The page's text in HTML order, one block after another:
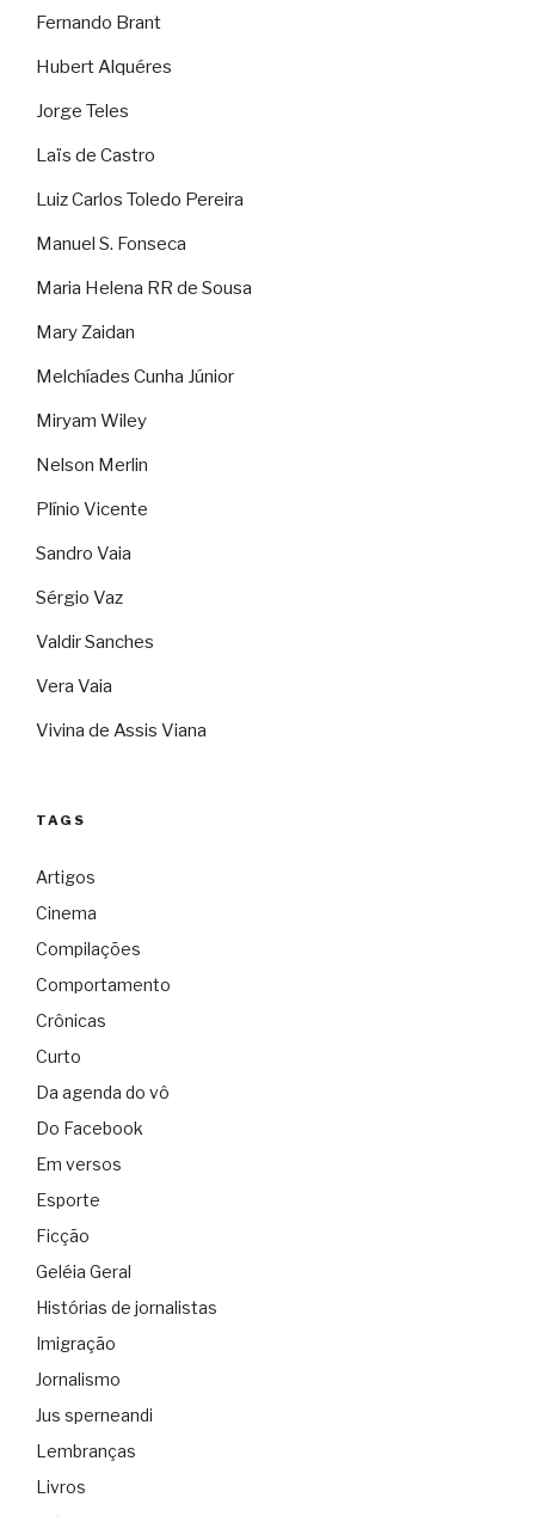
Fernando Brant
Hubert Alquéres
Jorge Teles
Laïs de Castro
Luiz Carlos Toledo Pereira
Manuel S. Fonseca
Maria Helena RR de Sousa
Mary Zaidan
Melchíades Cunha Júnior
Miryam Wiley
Nelson Merlin
Plínio Vicente
Sandro Vaia
Sérgio Vaz
Valdir Sanches
Vera Vaia
Vivina de Assis Viana
TAGS
Artigos
Cinema
Compilações
Comportamento
Crônicas
Curto
Da agenda do vô
Do Facebook
Em versos
Esporte
Ficção
Geléia Geral
Histórias de jornalistas
Imigração
Jornalismo
Jus sperneandi
Lembranças
Livros